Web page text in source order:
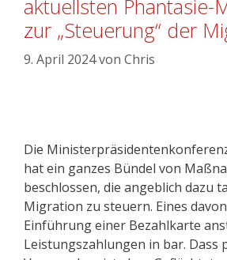
aktuellsten Phantasie-
zur „Steuerung“ der
9. April 2024von Chris
Die
hat ein ganzes Bündel von
beschlossen, die angeblich dazu
Migration zu steuern. Eines
Einführung einer Bezahlkarte
Leistungszahlungen in bar. Dass